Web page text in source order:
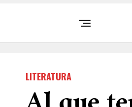
LITERATURA